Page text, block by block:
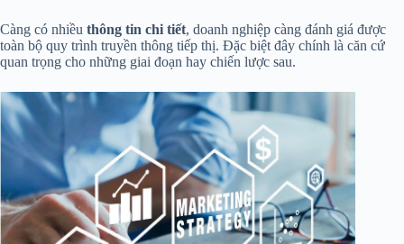
Càng có nhiều thông tin chi tiết, doanh nghiệp càng đánh giá được
toàn bộ quy trình truyền thông tiếp thị. Đặc biệt đây chính là căn cứ
quan trọng cho những giai đoạn hay chiến lược sau.